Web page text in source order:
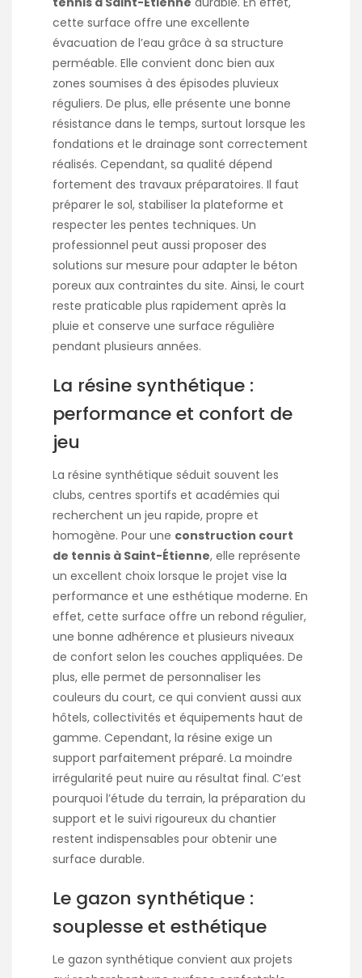
cette surface offre une excellente
évacuation de l’eau grâce à sa structure
perméable. Elle convient donc bien aux
zones soumises à des épisodes pluvieux
réguliers. De plus, elle présente une bonne
résistance dans le temps, surtout lorsque les
fondations et le drainage sont correctement
réalisés. Cependant, sa qualité dépend
fortement des travaux préparatoires. Il faut
préparer le sol, stabiliser la plateforme et
respecter les pentes techniques. Un
professionnel peut aussi proposer des
solutions sur mesure pour adapter le béton
poreux aux contraintes du site. Ainsi, le court
reste praticable plus rapidement après la
pluie et conserve une surface régulière
pendant plusieurs années.
La résine synthétique :
performance et confort de
jeu
La résine synthétique séduit souvent les
clubs, centres sportifs et académies qui
recherchent un jeu rapide, propre et
homogène. Pour une construction court
de tennis à Saint-Étienne, elle représente
un excellent choix lorsque le projet vise la
performance et une esthétique moderne. En
effet, cette surface offre un rebond régulier,
une bonne adhérence et plusieurs niveaux
de confort selon les couches appliquées. De
plus, elle permet de personnaliser les
couleurs du court, ce qui convient aussi aux
hôtels, collectivités et équipements haut de
gamme. Cependant, la résine exige un
support parfaitement préparé. La moindre
irrégularité peut nuire au résultat final. C’est
pourquoi l’étude du terrain, la préparation du
support et le suivi rigoureux du chantier
restent indispensables pour obtenir une
surface durable.
Le gazon synthétique :
souplesse et esthétique
Le gazon synthétique convient aux projets